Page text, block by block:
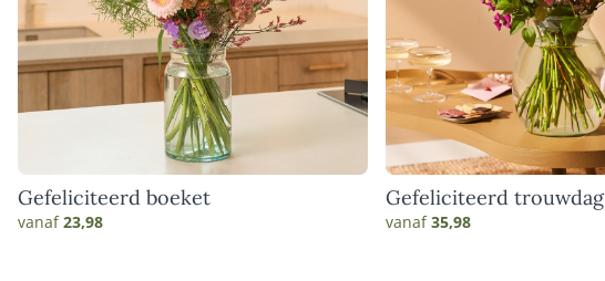
Gefeliciteerd boeket
vanaf23,98
Gefeliciteerd trouwdag
vanaf35,98